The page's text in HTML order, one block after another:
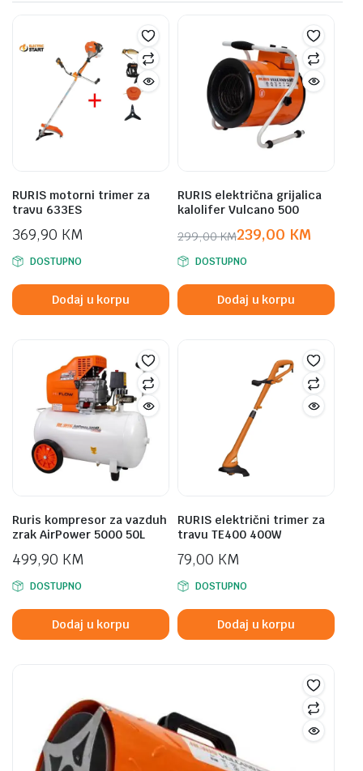
RURIS motorni trimer za
travu 633ES
369,90 KM
DOSTUPNO
Dodaj u korpu
RURIS električna grijalica
kalolifer Vulcano 500
299,00KM
Original
price
was:
299,00 KM.
239,00 KM
Current
price
is:
239,00 KM.
DOSTUPNO
Dodaj u korpu
Ruris kompresor za vazduh
zrak AirPower 5000 50L
499,90 KM
DOSTUPNO
Dodaj u korpu
RURIS električni trimer za
travu TE400 400W
79,00 KM
DOSTUPNO
Dodaj u korpu